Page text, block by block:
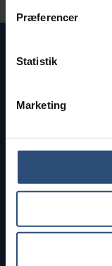
Præferencer
Statistik
Marketing
Besked
Ring